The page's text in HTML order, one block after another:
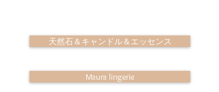
天然石＆キャンドル＆エッセンス
Maura lingerie